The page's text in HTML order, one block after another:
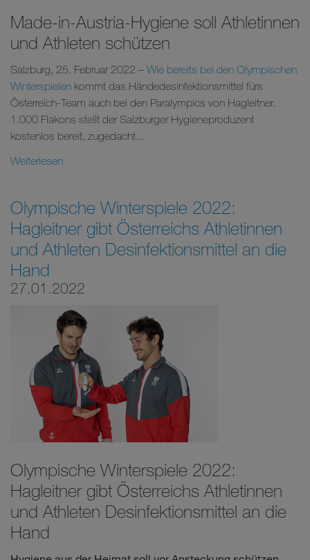
Made-in-Austria-Hygiene soll Athletinnen
und Athleten schützen
Salzburg, 25. Februar 2022 – Wie bereits bei den Olympischen
Winterspielen kommt das Händedesinfektionsmittel fürs
Österreich-Team auch bei den Paralympics von Hagleitner.
1.000 Flakons stellt der Salzburger Hygieneproduzent
kostenlos bereit, zugedacht...
Weiterlesen
Olympische Winterspiele 2022:
Hagleitner gibt Österreichs Athletinnen
und Athleten Desinfektionsmittel an die
Hand
27.01.2022
Olympische Winterspiele 2022:
Hagleitner gibt Österreichs Athletinnen
und Athleten Desinfektionsmittel an die
Hand